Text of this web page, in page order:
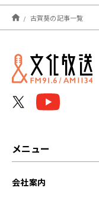
2026
2025
2024年
古賀葵の記事一覧
メニュー
会社案内